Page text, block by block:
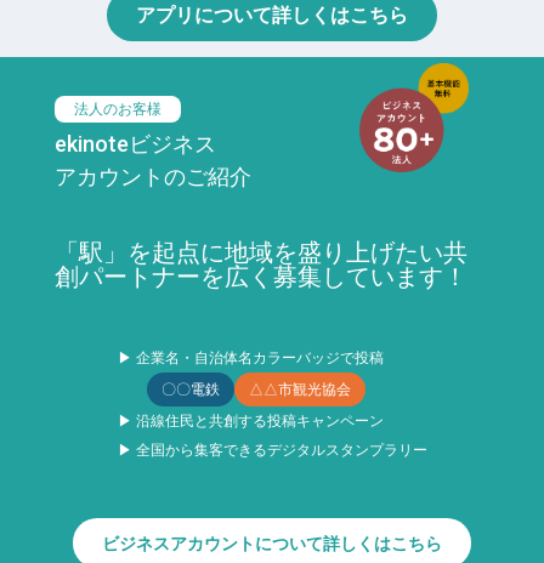
アプリについて詳しくはこちら
法人のお客様
ekinoteビジネス
アカウントのご紹介
「駅」を起点に地域を盛り上げたい共
創パートナーを広く募集しています！
▶ 企業名・自治体名カラーバッジで投稿
〇〇電鉄
△△市観光協会
▶ 沿線住民と共創する投稿キャンペーン
▶ 全国から集客できるデジタルスタンプラリー
ビジネスアカウントについて詳しくはこちら